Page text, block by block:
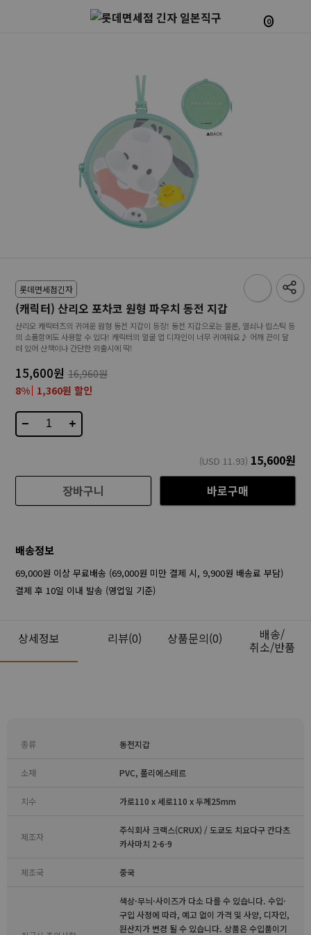
0
롯데면세점긴자
(캐릭터) 산리오 포차코 원형 파우치 동전 지갑
산리오 캐릭터즈의 귀여운 원형 동전 지갑이 등장! 동전 지갑으로는 물론, 열쇠나 립스틱 등
의 소품함에도 사용할 수 있다! 캐릭터의 얼굴 업 디자인이 너무 귀여워요♪ 어깨 끈이 달
려 있어 산책이나 간단한 외출시에 딱!
15,600원 16,960원
8% 1,360원 할인
− +
(USD 11.93) 15,600원
장바구니
바로구매
배송정보
69,000원 이상 무료배송 (69,000원 미만 결제 시, 9,900원 배송료 부담)
결제 후 10일 이내 발송 (영업일 기준)
상세정보 리뷰(0) 상품문의(0) 배송/
취소/반품
종류 동전지갑
소재 PVC, 폴리에스테르
치수 가로110 x 세로110 x 두께25mm
제조자
주식회사 크랙스(CRUX) / 도쿄도 치요다구 칸다츠
카사마치 2-6-9
제조국 중국
색상·무늬·사이즈가 다소 다를 수 있습니다. 수입·
구입 사정에 따라, 예고 없이 가격 및 사양, 디자인,
원산지가 변경 될 수 있습니다. 상품은 수입품이기